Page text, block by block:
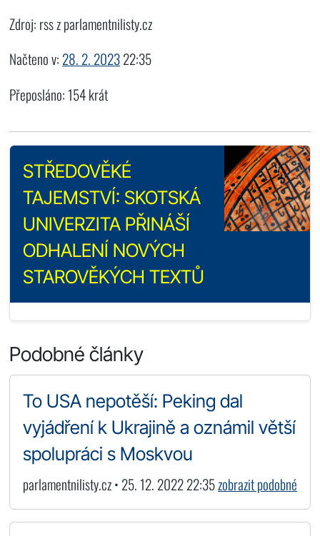
Zdroj: rss z parlamentnilisty.cz
Načteno v: 28. 2. 202322:35
Přeposláno: 154 krát
STŘEDOVĚKÉ
TAJEMSTVÍ: SKOTSKÁ
UNIVERZITA PŘINÁŠÍ
ODHALENÍ NOVÝCH
STAROVĚKÝCH TEXTŮ
Podobné články
To USA nepotěší: Peking dal
vyjádření k Ukrajině a oznámil větší
spolupráci s Moskvou
parlamentnilisty.cz • 25. 12. 2022 22:35zobrazit podobné